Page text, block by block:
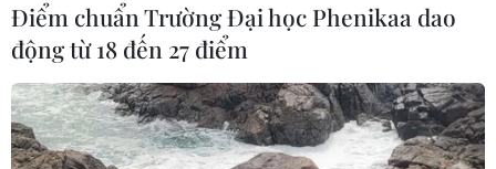
Điểm chuẩn Trường Đại học Phenikaa dao
động từ 18 đến 27 điểm